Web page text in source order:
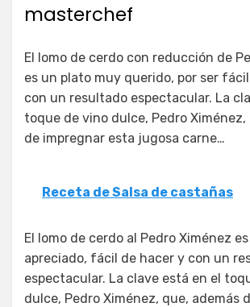
masterchef
El lomo de cerdo con reducción de
es un plato muy querido, por ser
con un resultado espectacular. La
toque de vino dulce, Pedro Ximénez,
de impregnar esta jugosa carne…
Receta de Salsa de castañas
El lomo de cerdo al Pedro Ximénez
apreciado, fácil de hacer y con un
espectacular. La clave está en el
dulce, Pedro Ximénez, que, además